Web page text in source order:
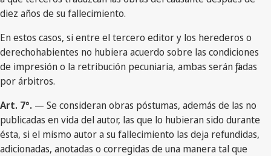
diez años de su fallecimiento.
En estos casos, si entre el tercero editor y los herederos o
derechohabientes no hubiera acuerdo sobre las condiciones
de impresión o la retribución pecuniaria, ambas serán fijadas
por árbitros.
Art. 7°. — Se consideran obras póstumas, además de las no
publicadas en vida del autor, las que lo hubieran sido durante
ésta, si el mismo autor a su fallecimiento las deja refundidas,
adicionadas, anotadas o corregidas de una manera tal que